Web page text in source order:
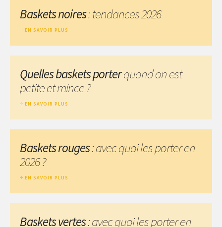
Baskets noires: tendances 2026
EN SAVOIR PLUS
Quelles baskets porterquand on est
petite et mince ?
EN SAVOIR PLUS
Baskets rouges: avec quoi les porter en
2026 ?
EN SAVOIR PLUS
Baskets vertes: avec quoi les porter en